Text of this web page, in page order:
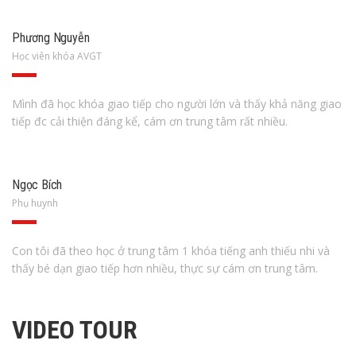
Phương Nguyễn
Học viên khóa AVGT
Mình đã học khóa giao tiếp cho người lớn và thấy khả năng giao
tiếp đc cải thiện đáng kể, cám ơn trung tâm rất nhiều.
Ngọc Bích
Phụ huynh
Con tôi đã theo học ở trung tâm 1 khóa tiếng anh thiếu nhi và
thấy bé dạn giao tiếp hơn nhiều, thực sự cám ơn trung tâm.
VIDEO TOUR